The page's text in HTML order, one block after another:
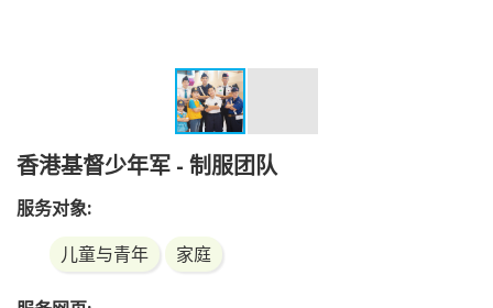
香港基督少年军 - 制服团队
服务对象:
儿童与青年
家庭